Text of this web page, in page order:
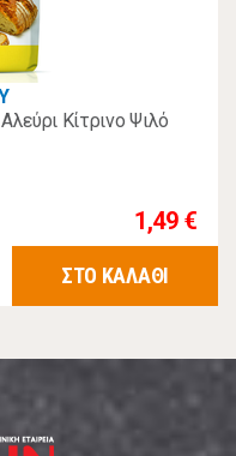
Κίτρινο Ψιλό
1,49 €
ΣΤΟ ΚΑΛΑΘΙ